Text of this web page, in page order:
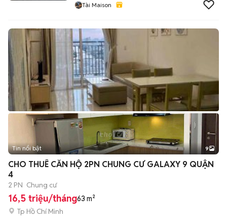
Tài Maison
+2
Tin nổi bật 9
CHO THUÊ CĂN HỘ 2PN CHUNG CƯ GALAXY 9 QUẬN
4
2 PN Chung cư
16,5 triệu/tháng63 m²
Tp Hồ Chí Minh